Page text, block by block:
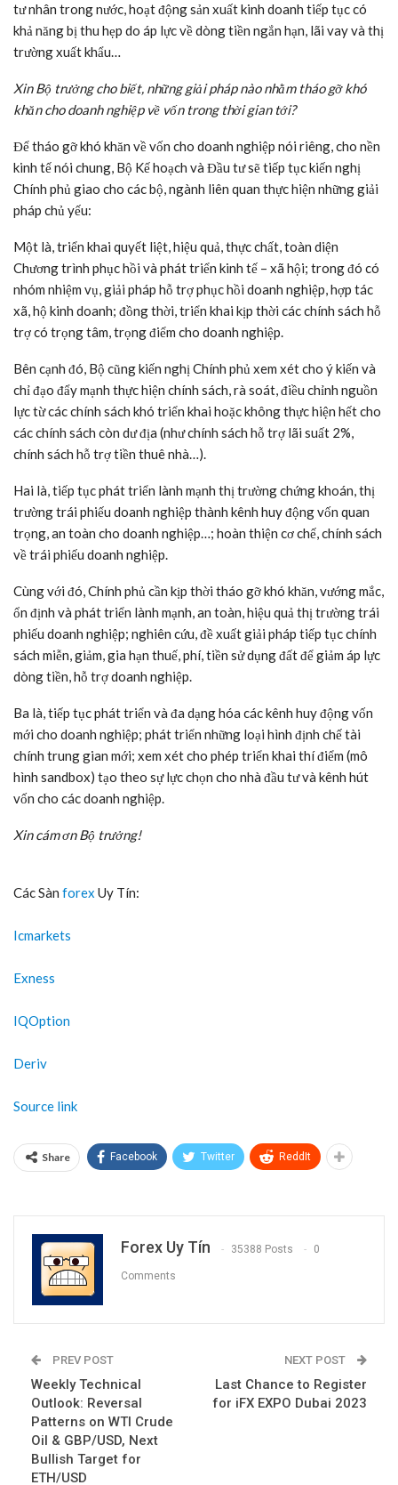
tư nhân trong nước, hoạt động sản xuất kinh doanh tiếp tục có
khả năng bị thu hẹp do áp lực về dòng tiền ngắn hạn, lãi vay và thị
trường xuất khẩu…
Xin Bộ trưởng cho biết, những giải pháp nào nhằm tháo gỡ khó
khăn cho doanh nghiệp về vốn trong thời gian tới?
Để tháo gỡ khó khăn về vốn cho doanh nghiệp nói riêng, cho nền
kinh tế nói chung, Bộ Kế hoạch và Đầu tư sẽ tiếp tục kiến nghị
Chính phủ giao cho các bộ, ngành liên quan thực hiện những giải
pháp chủ yếu:
Một là, triển khai quyết liệt, hiệu quả, thực chất, toàn diện
Chương trình phục hồi và phát triển kinh tế – xã hội; trong đó có
nhóm nhiệm vụ, giải pháp hỗ trợ phục hồi doanh nghiệp, hợp tác
xã, hộ kinh doanh; đồng thời, triển khai kịp thời các chính sách hỗ
trợ có trọng tâm, trọng điểm cho doanh nghiệp.
Bên cạnh đó, Bộ cũng kiến nghị Chính phủ xem xét cho ý kiến và
chỉ đạo đẩy mạnh thực hiện chính sách, rà soát, điều chỉnh nguồn
lực từ các chính sách khó triển khai hoặc không thực hiện hết cho
các chính sách còn dư địa (như chính sách hỗ trợ lãi suất 2%,
chính sách hỗ trợ tiền thuê nhà…).
Hai là, tiếp tục phát triển lành mạnh thị trường chứng khoán, thị
trường trái phiếu doanh nghiệp thành kênh huy động vốn quan
trọng, an toàn cho doanh nghiệp…; hoàn thiện cơ chế, chính sách
về trái phiếu doanh nghiệp.
Cùng với đó, Chính phủ cần kịp thời tháo gỡ khó khăn, vướng mắc,
ổn định và phát triển lành mạnh, an toàn, hiệu quả thị trường trái
phiếu doanh nghiệp; nghiên cứu, đề xuất giải pháp tiếp tục chính
sách miễn, giảm, gia hạn thuế, phí, tiền sử dụng đất để giảm áp lực
dòng tiền, hỗ trợ doanh nghiệp.
Ba là, tiếp tục phát triển và đa dạng hóa các kênh huy động vốn
mới cho doanh nghiệp; phát triển những loại hình định chế tài
chính trung gian mới; xem xét cho phép triển khai thí điểm (mô
hình sandbox) tạo theo sự lực chọn cho nhà đầu tư và kênh hút
vốn cho các doanh nghiệp.
Xin cám ơn Bộ trưởng!
Các Sàn forex Uy Tín:
Icmarkets
Exness
IQOption
Deriv
Source link
Share Facebook Twitter ReddIt
Forex Uy Tín 35388 Posts 0
Comments
PREV POST
Weekly Technical
Outlook: Reversal
Patterns on WTI Crude
Oil & GBP/USD, Next
Bullish Target for
ETH/USD
NEXT POST
Last Chance to Register
for iFX EXPO Dubai 2023